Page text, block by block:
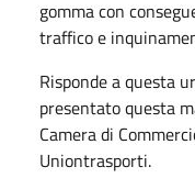
gomma con
traffico e
Risponde a questa
presentato questa
Camera di
Uniontrasporti.